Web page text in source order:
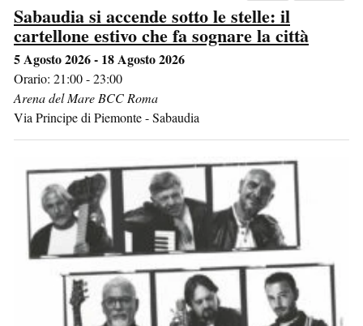
Sabaudia si accende sotto le stelle: il
cartellone estivo che fa sognare la città
5 Agosto 2026 - 18 Agosto 2026
Orario: 21:00 - 23:00
Arena del Mare BCC Roma
Via Principe di Piemonte-Sabaudia